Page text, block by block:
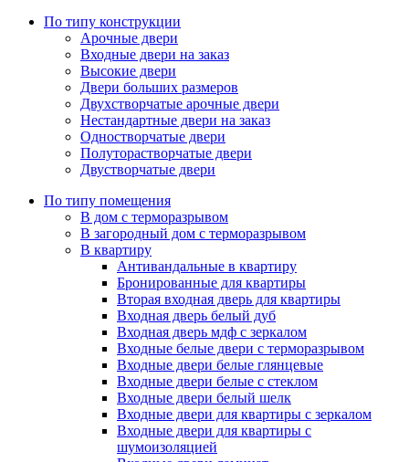
По типу конструкции
Арочные двери
Входные двери на заказ
Высокие двери
Двери больших размеров
Двухстворчатые арочные двери
Нестандартные двери на заказ
Одностворчатые двери
Полуторастворчатые двери
Двустворчатые двери
По типу помещения
В дом с терморазрывом
В загородный дом с терморазрывом
В квартиру
Антивандальные в квартиру
Бронированные для квартиры
Вторая входная дверь для квартиры
Входная дверь белый дуб
Входная дверь мдф с зеркалом
Входные белые двери с терморазрывом
Входные двери белые глянцевые
Входные двери белые с стеклом
Входные двери белый шелк
Входные двери для квартиры с зеркалом
Входные двери для квартиры с
шумоизоляцией